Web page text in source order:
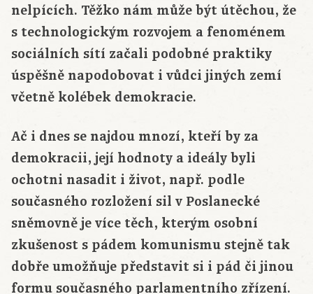
nelpících. Těžko nám může být útěchou, že
s technologickým rozvojem a fenoménem
sociálních sítí začali podobné praktiky
úspěšně napodobovat i vůdci jiných zemí
včetně kolébek demokracie.
Ač i dnes se najdou mnozí, kteří by za
demokracii, její hodnoty a ideály byli
ochotni nasadit i život, např. podle
současného rozložení sil v Poslanecké
sněmovně je více těch, kterým osobní
zkušenost s pádem komunismu stejně tak
dobře umožňuje představit si i pád či jinou
formu současného parlamentního zřízení.